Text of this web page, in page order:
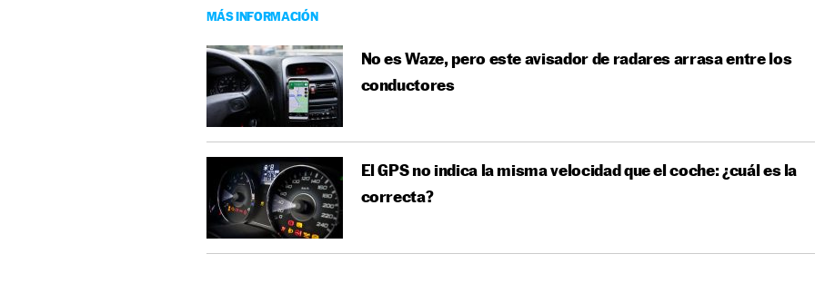
MÁS INFORMACIÓN
No es Waze, pero este avisador de radares arrasa entre los
conductores
El GPS no indica la misma velocidad que el coche: ¿cuál es la
correcta?